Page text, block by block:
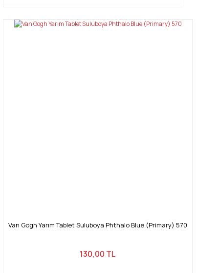
Van Gogh Yarım Tablet Suluboya Phthalo Blue (Primary) 570
130,00 TL